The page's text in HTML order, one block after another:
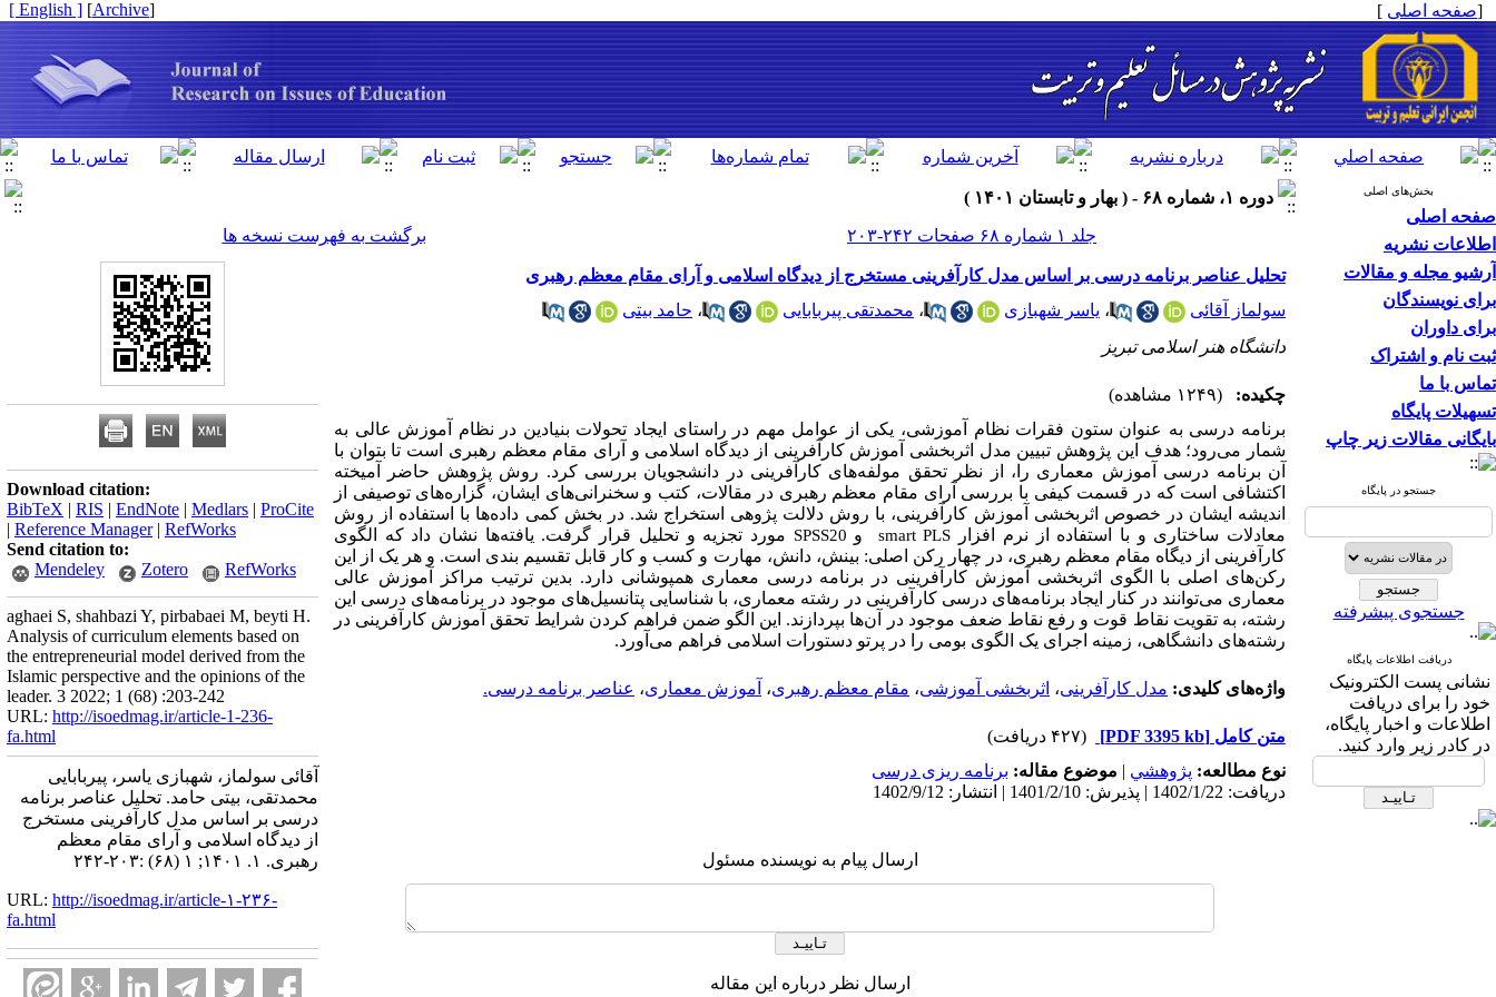
[صفحه اصلی ]
[
Archive
]
[ English ]
بخش‌های اصلی
صفحه اصلی
اطلاعات نشریه
آرشیو مجله و مقالات
برای نویسندگان
برای داوران
ثبت نام و اشتراک
تماس با ما
تسهیلات پایگاه
بایگانی مقالات زیر چاپ
جستجو در پایگاه
جستجوی پیشرفته
دریافت اطلاعات پایگاه
نشانی پست الکترونیک
خود را برای دریافت
اطلاعات و اخبار پایگاه،
در کادر زیر وارد کنید.
دوره ۱، شماره ۶۸ - ( بهار و تابستان ۱۴۰۱ )
جلد ۱ شماره ۶۸ صفحات ۲۴۲-۲۰۳
برگشت به فهرست نسخه ها
تحلیل عناصر برنامه درسی بر اساس مدل کارآفرینی مستخرج از دیدگاه اسلامی و آرای مقام معظم رهبری
سولماز آقائی
، یاسر شهبازی ، محمدتقی پیربابایی ، حامد بیتی
دانشگاه هنر اسلامی تبریز
چکیده:
(۱۲۴۹ مشاهده)
برنامه درسی به عنوان ستون فقرات نظام آموزشی، یکی از عوامل مهم در راستای ایجاد تحولات بنیادین در نظام آموزش عالی به
شمار می‌رود؛ هدف این پژوهش تبیین مدل اثربخشی آموزش کارآفرینی از دیدگاه اسلامی و آرای مقام معظم رهبری است تا بتوان با
آن برنامه درسی آموزش معماری را، از نظر تحقق مولفه‌های کارآفرینی در دانشجویان بررسی کرد. روش پژوهش حاضر آمیخته
اکتشافی است که در قسمت کیفی با بررسی آرای مقام معظم رهبری در مقالات، کتب و سخنرانی‌های ایشان، گزاره‌های توصیفی از
اندیشه ایشان در خصوص اثربخشی آموزش کارآفرینی، با روش دلالت پژوهی استخراج شد. در بخش کمی داده‌ها با استفاده از روش
معادلات ساختاری و با استفاده از نرم افزار
SPSS20 و smart PLS
مورد تجزیه و تحلیل قرار گرفت. یافته‌ها نشان داد که الگوی
کارآفرینی از دیگاه مقام معظم رهبری، در چهار رکن اصلی: بینش، دانش، مهارت و کسب و کار قابل تقسیم بندی است. و هر یک از این
رکن‌های اصلی با الگوی اثربخشی آموزش کارآفرینی در برنامه درسی معماری همپوشانی دارد. بدین ترتیب مراکز آموزش عالی
معماری می‌توانند در کنار ایجاد برنامه‌های درسی کارآفرینی در رشته معماری، با شناسایی پتانسیل‌های موجود در برنامه‌های درسی این
رشته، به تقویت نقاط قوت و رفع نقاط ضعف موجود در آن‌ها بپردازند. این الگو ضمن فراهم کردن شرایط تحقق آموزش کارآفرینی در
رشته‌های دانشگاهی، زمینه اجرای یک الگوی بومی را در پرتو دستورات اسلامی فراهم می‌آورد.
واژه‌های کلیدی: مدل کارآفرینی، اثربخشی آموزشی، مقام معظم رهبری، آموزش معماری، عناصر برنامه درسی.
متن کامل [PDF 3395 kb]
(۴۲۷ دریافت)
نوع مطالعه: پژوهشي | موضوع مقاله: برنامه ریزی درسی
دریافت: 1402/1/22 | پذیرش: 1401/2/10 | انتشار: 1402/9/12
ارسال پیام به نویسنده مسئول
ارسال نظر درباره این مقاله
Download citation:
BibTeX | RIS | EndNote | Medlars | ProCite
| Reference Manager| RefWorks
Send citation to:
Mendeley
Zotero RefWorks
aghaei S, shahbazi Y, pirbabaei M, beyti H.
Analysis of curriculum elements based on
the entrepreneurial model derived from the
Islamic perspective and the opinions of the
leader. 3 2022; 1 (68) :203-242
URL: http://isoedmag.ir/article-1-236-
fa.html
آقائی سولماز، شهبازی یاسر، پیربابایی
محمدتقی، بیتی حامد. تحلیل عناصر برنامه
درسی بر اساس مدل کارآفرینی مستخرج
از دیدگاه اسلامی و آرای مقام معظم
رهبری. ۱. ۱۴۰۱; ۱ (۶۸) :۲۰۳-۲۴۲
URL: http://isoedmag.ir/article-۱-۲۳۶-
fa.html